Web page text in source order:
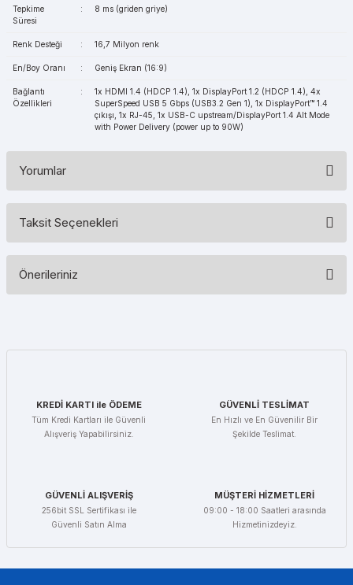
Tepkime
Süresi
: 8 ms (griden griye)
Renk Desteği : 16,7 Milyon renk
En/Boy Oranı : Geniş Ekran (16:9)
Bağlantı
Özellikleri
:
1x HDMI 1.4 (HDCP 1.4), 1x DisplayPort 1.2 (HDCP 1.4), 4x
SuperSpeed ​​USB 5 Gbps (USB3.2 Gen 1), 1x DisplayPort™ 1.4
çıkışı, 1x RJ-45, 1x USB-C upstream/DisplayPort 1.4 Alt Mode
with Power Delivery (power up to 90W)
Yorumlar
Taksit Seçenekleri
Önerileriniz
Ürün açıklamasında eksik bilgiler bulunuyor.
Ürün bilgilerinde hatalar bulunuyor.
KREDİ KARTI ile ÖDEME
Tüm Kredi Kartları ile Güvenli
Alışveriş Yapabilirsiniz.
GÜVENLİ TESLİMAT
En Hızlı ve En Güvenilir Bir
Şekilde Teslimat.
GÜVENLİ ALIŞVERİŞ
256bit SSL Sertifikası ile
Güvenli Satın Alma
MÜŞTERİ HİZMETLERİ
09:00 - 18:00 Saatleri arasında
Hizmetinizdeyiz.